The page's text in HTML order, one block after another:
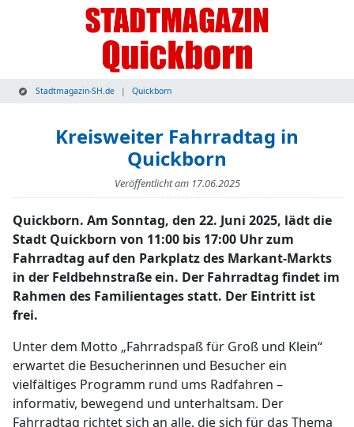
Stadtmagazin-SH.de Quickborn
Kreisweiter Fahrradtag in
Quickborn
Veröffentlicht am 17.06.2025
Quickborn. Am Sonntag, den 22. Juni 2025, lädt die
Stadt Quickborn von 11:00 bis 17:00 Uhr zum
Fahrradtag auf den Parkplatz des Markant-Markts
in der Feldbehnstraße ein. Der Fahrradtag findet im
Rahmen des Familientages statt. Der Eintritt ist
frei.
Unter dem Motto „Fahrradspaß für Groß und Klein“
erwartet die Besucherinnen und Besucher ein
vielfältiges Programm rund ums Radfahren –
informativ, bewegend und unterhaltsam. Der
Fahrradtag richtet sich an alle, die sich für das Thema